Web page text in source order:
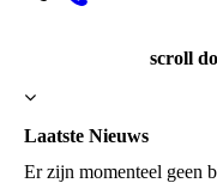
scroll
Laatste Nieuws
Er zijn momenteel geen